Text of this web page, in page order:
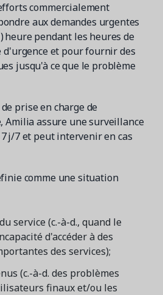
commercialement
aux demandes urgentes
heure pendant les heures de
d'urgence et pour fournir des
jusqu'à ce que le problème
prise en charge de
Amilia assure une surveillance
j/7 et peut intervenir en cas
comme une situation
service (c.-à-d., quand le
d'accéder à des
des services);
(c.-à-d. des problèmes
finaux et/ou les